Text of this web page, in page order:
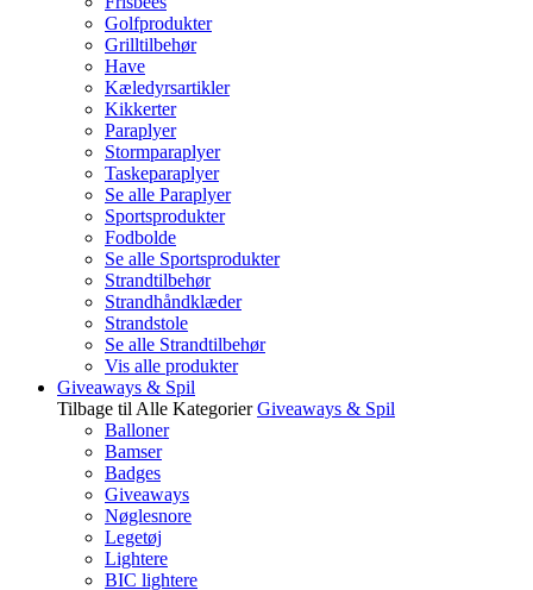
Golfprodukter
Grilltilbehør
Have
Kæledyrsartikler
Kikkerter
Paraplyer
Stormparaplyer
Taskeparaplyer
Se alle Paraplyer
Sportsprodukter
Fodbolde
Se alle Sportsprodukter
Strandtilbehør
Strandhåndklæder
Strandstole
Se alle Strandtilbehør
Vis alle produkter
Giveaways & Spil
Tilbage til Alle Kategorier Giveaways & Spil
Balloner
Bamser
Badges
Giveaways
Nøglesnore
Legetøj
Lightere
BIC lightere